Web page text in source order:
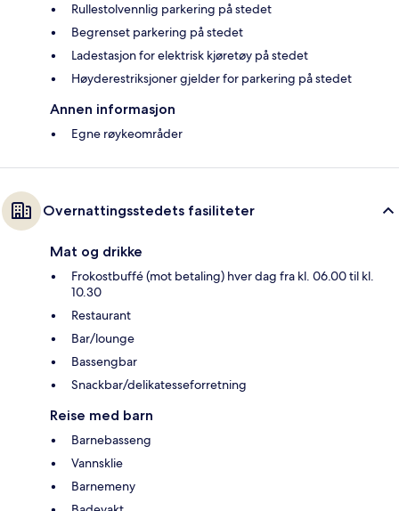
Rullestolvennlig parkering på stedet
Begrenset parkering på stedet
Ladestasjon for elektrisk kjøretøy på stedet
Høyderestriksjoner gjelder for parkering på stedet
Annen informasjon
Egne røykeområder
Overnattingsstedets fasiliteter
Mat og drikke
Frokostbuffé (mot betaling) hver dag fra kl. 06.00 til kl.
10.30
Restaurant
Bar/lounge
Bassengbar
Snackbar/delikatesseforretning
Reise med barn
Barnebasseng
Vannsklie
Barnemeny